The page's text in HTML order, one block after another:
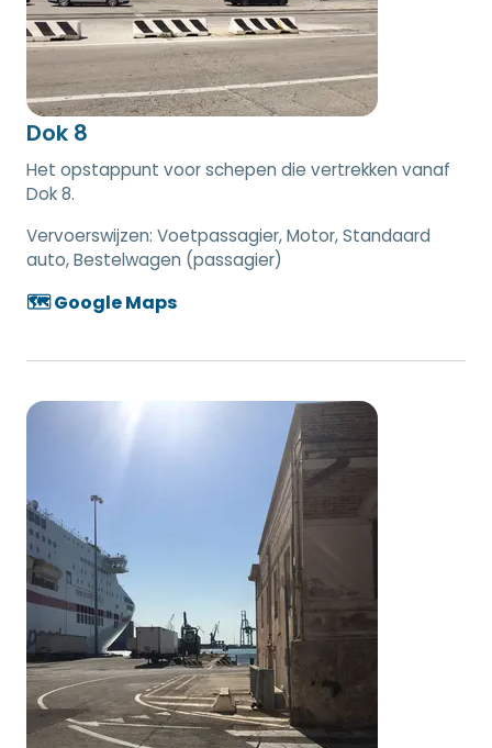
Dok 8
Het opstappunt voor schepen die vertrekken vanaf
Dok 8.
Vervoerswijzen: Voetpassagier, Motor, Standaard
auto, Bestelwagen (passagier)
🗺️ Google Maps